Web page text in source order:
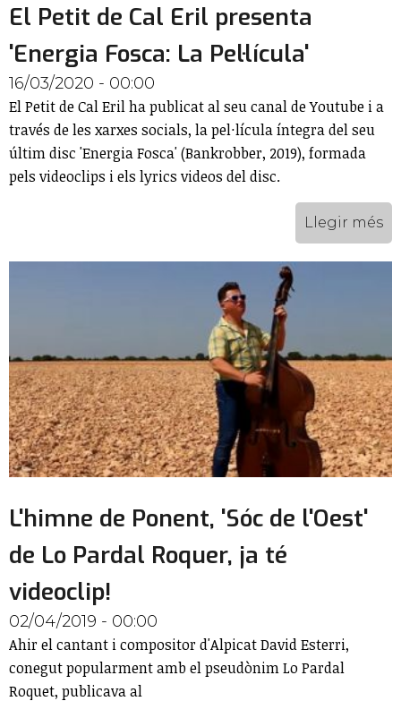
El Petit de Cal Eril presenta
'Energia Fosca: La Pel·lícula'
16/03/2020 - 00:00
El Petit de Cal Eril ha publicat al seu canal de Youtube i a
través de les xarxes socials, la pel·lícula íntegra del seu
últim disc 'Energia Fosca' (Bankrobber, 2019), formada
pels videoclips i els lyrics videos del disc.
Llegir més
L'himne de Ponent, 'Sóc de l'Oest'
de Lo Pardal Roquer, ja té
videoclip!
02/04/2019 - 00:00
Ahir el cantant i compositor d'Alpicat David Esterri,
conegut popularment amb el pseudònim Lo Pardal
Roquet, publicava al